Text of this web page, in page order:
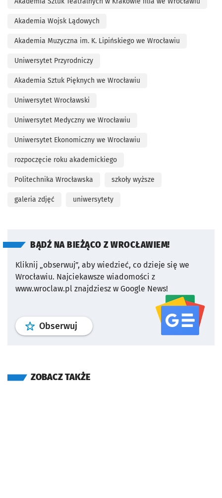
Akademia Wojsk Lądowych
Akademia Muzyczna im. K. Lipińskiego we Wrocławiu
Uniwersytet Przyrodniczy
Akademia Sztuk Pięknych we Wrocławiu
Uniwersytet Wrocławski
Uniwersytet Medyczny we Wrocławiu
Uniwersytet Ekonomiczny we Wrocławiu
rozpoczęcie roku akademickiego
Politechnika Wrocławska szkoły wyższe
galeria zdjęć uniwersytety
BĄDŹ NA BIEŻĄCO Z WROCŁAWIEM!
Kliknij „obserwuj”, aby wiedzieć, co dzieje się we
Wrocławiu. Najciekawsze wiadomości z
www.wroclaw.pl znajdziesz w Google News!
Obserwuj profil serwisu
ZOBACZ TAKŻE